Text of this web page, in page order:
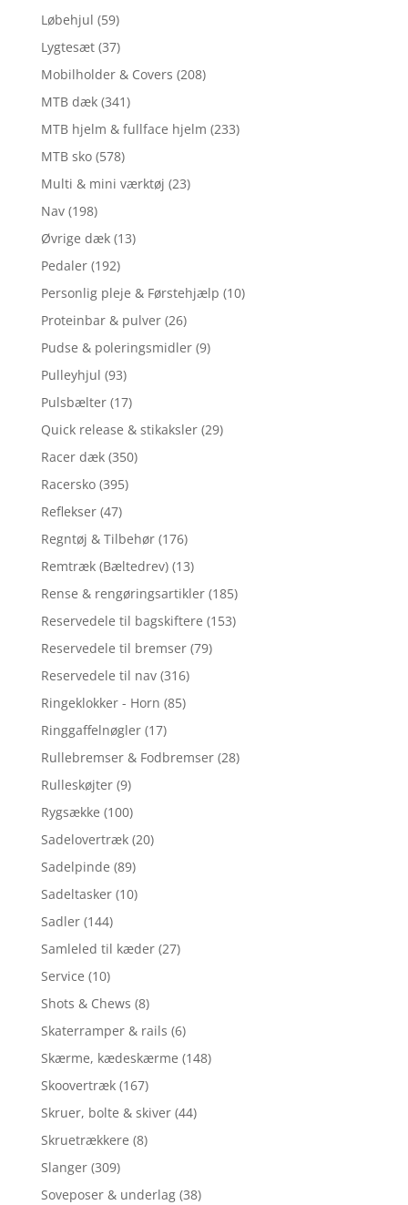
Løbehjul (59)
Lygtesæt (37)
Mobilholder & Covers (208)
MTB dæk (341)
MTB hjelm & fullface hjelm (233)
MTB sko (578)
Multi & mini værktøj (23)
Nav (198)
Øvrige dæk (13)
Pedaler (192)
Personlig pleje & Førstehjælp (10)
Proteinbar & pulver (26)
Pudse & poleringsmidler (9)
Pulleyhjul (93)
Pulsbælter (17)
Quick release & stikaksler (29)
Racer dæk (350)
Racersko (395)
Reflekser (47)
Regntøj & Tilbehør (176)
Remtræk (Bæltedrev) (13)
Rense & rengøringsartikler (185)
Reservedele til bagskiftere (153)
Reservedele til bremser (79)
Reservedele til nav (316)
Ringeklokker - Horn (85)
Ringgaffelnøgler (17)
Rullebremser & Fodbremser (28)
Rulleskøjter (9)
Rygsække (100)
Sadelovertræk (20)
Sadelpinde (89)
Sadeltasker (10)
Sadler (144)
Samleled til kæder (27)
Service (10)
Shots & Chews (8)
Skaterramper & rails (6)
Skærme, kædeskærme (148)
Skoovertræk (167)
Skruer, bolte & skiver (44)
Skruetrækkere (8)
Slanger (309)
Soveposer & underlag (38)